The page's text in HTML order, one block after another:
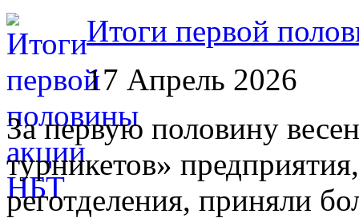
Итоги первой
17 Апрель 2026
За первую половину
турникетов»
реготделения, приняли